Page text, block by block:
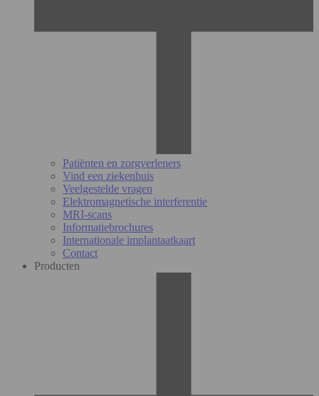
Patiënten en zorgverleners
Vind een ziekenhuis
Veelgestelde vragen
Elektromagnetische interferentie
MRI-scans
Informatiebrochures
Internationale implantaatkaart
Contact
Producten